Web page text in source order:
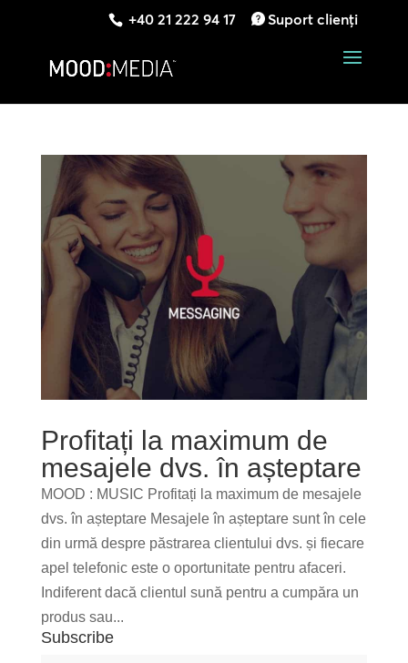
+40 21 222 94 17 Suport clienți
Profitați la maximum de
mesajele dvs. în așteptare
MOOD : MUSIC Profitați la maximum de mesajele
dvs. în așteptare Mesajele în așteptare sunt în cele
din urmă despre păstrarea clientului dvs. și fiecare
apel telefonic este o oportunitate pentru afaceri.
Indiferent dacă clientul sună pentru a cumpăra un
produs sau...
Subscribe